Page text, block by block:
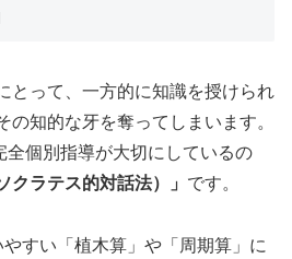
とって、一方的に知識を授けられ
の知的な牙を奪ってしまいます。
全個別指導が大切にしているの
クラテス的対話法）」 です。
すい「植木算」や「周期算」に